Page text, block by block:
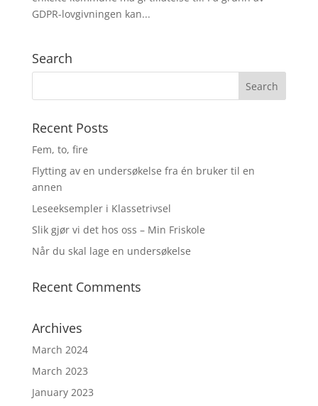
GDPR-lovgivningen kan...
Search
Recent Posts
Fem, to, fire
Flytting av en undersøkelse fra én bruker til en
annen
Leseeksempler i Klassetrivsel
Slik gjør vi det hos oss – Min Friskole
Når du skal lage en undersøkelse
Recent Comments
Archives
March 2024
March 2023
January 2023